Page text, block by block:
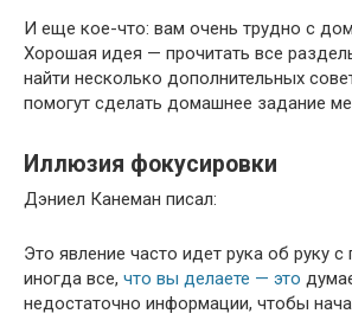
И еще кое-что: вам очень трудно с
Хорошая идея — прочитать все
найти несколько дополнительных
помогут сделать домашнее задание
Иллюзия фокусировки
Дэниел Канеман писал:
Это явление часто идет рука об руку
иногда все, что вы делаете — это
недостаточно информации, чтобы